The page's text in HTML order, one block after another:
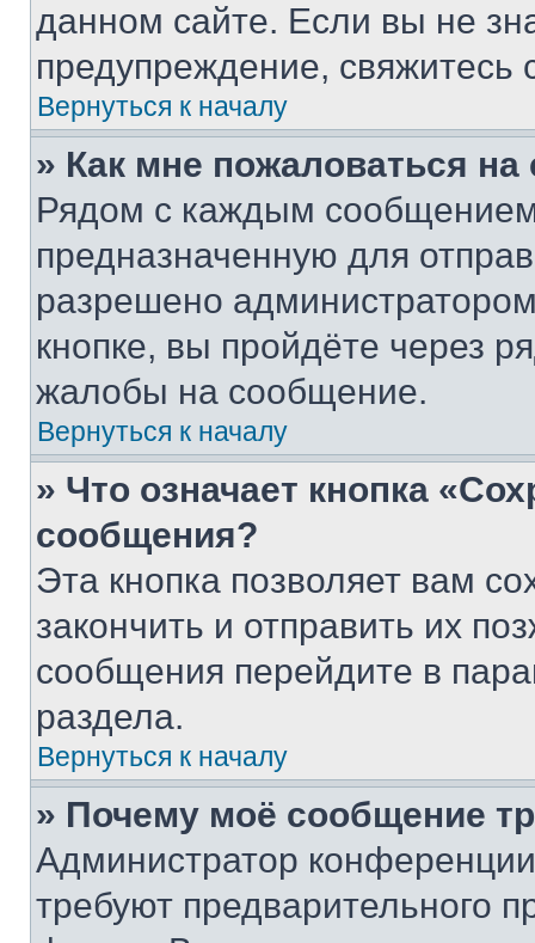
данном сайте. Если вы не
предупреждение,
Вернуться к началу
» Как мне пожаловаться
Рядом с каждым сообщением
предназначенную для
разрешено
кнопке, вы пройдёте через
жалобы на сообщение.
Вернуться к началу
» Что означает кнопка
сообщения?
Эта кнопка позволяет вам
закончить и отправить их
сообщения перейдите в
раздела.
Вернуться к началу
» Почему моё сообщение
Администратор
требуют предварительного